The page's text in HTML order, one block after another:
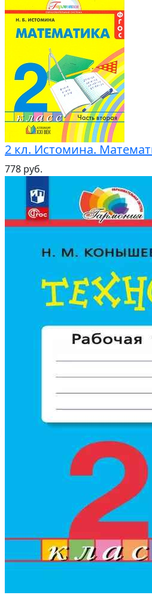
2 кл. Истомина.
778 руб.